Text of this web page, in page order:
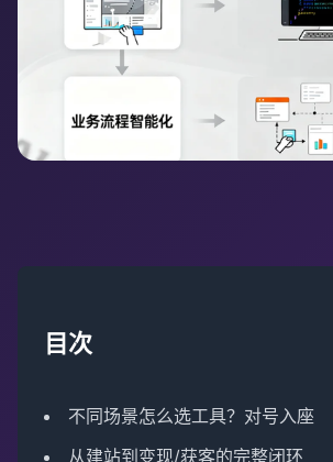
目次
不同场景怎么选工具？对号入座
从建站到变现/获客的完整闭环